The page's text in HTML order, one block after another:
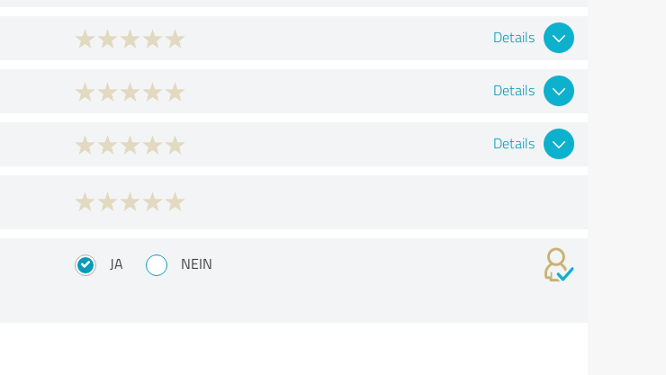
Details
Details
Details
JA NEIN